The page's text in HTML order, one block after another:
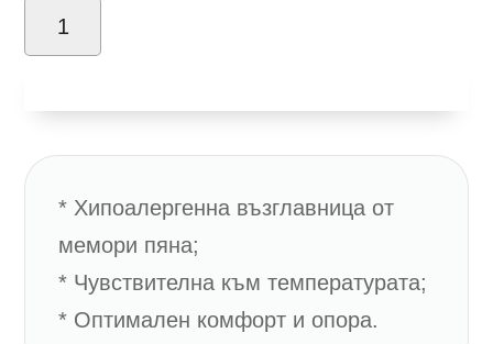
количество
за
Memory
King* Хипоалергенна възглавница от
мемори пяна;
* Чувствителна към температурата;
* Оптимален комфорт и опора.